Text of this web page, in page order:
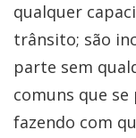
qualquer
trânsito; são
parte sem
comuns que
fazendo com